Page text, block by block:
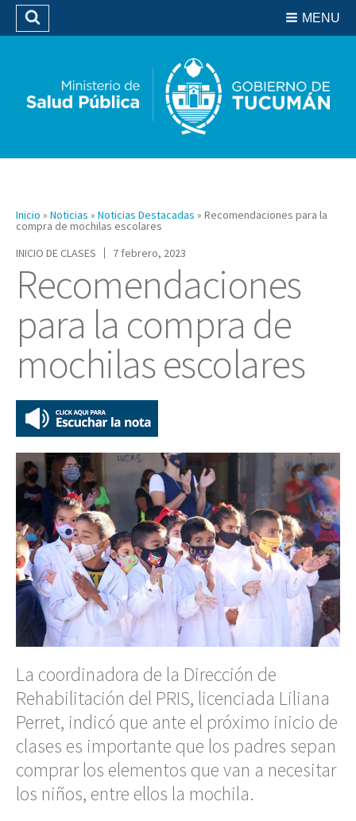
Biblioteca
MENU
Buscar
Inicio » Noticias » Noticias Destacadas » Recomendaciones para la
compra de mochilas escolares
INICIO DE CLASES
7 febrero, 2023
Recomendaciones
para la compra de
mochilas escolares
La coordinadora de la Dirección de
Rehabilitación del PRIS, licenciada Liliana
Perret, indicó que ante el próximo inicio de
clases es importante que los padres sepan
comprar los elementos que van a necesitar
los niños, entre ellos la mochila.